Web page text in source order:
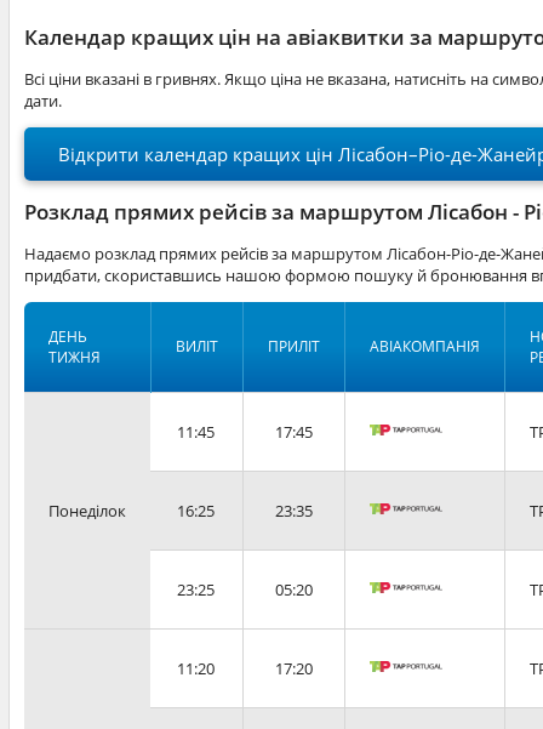
Календар кращих цін на авіаквитки за
Всі ціни вказані в гривнях. Якщо ціна не вказана, натисніть на
дати.
Відкрити календар кращих цін Лісабон–Ріо-де-
Розклад прямих рейсів за маршрутом Лісабон -
Надаємо розклад прямих рейсів за маршрутом Лісабон-Ріо-де-
придбати, скориставшись нашою формою пошуку й бронювання
ДЕНЬ
ТИЖНЯ
ВИЛІТ ПРИЛІТ АВІАКОМПАНІЯ
Понеділок
11:45 17:45
16:25 23:35
23:25 05:20
11:20 17:20